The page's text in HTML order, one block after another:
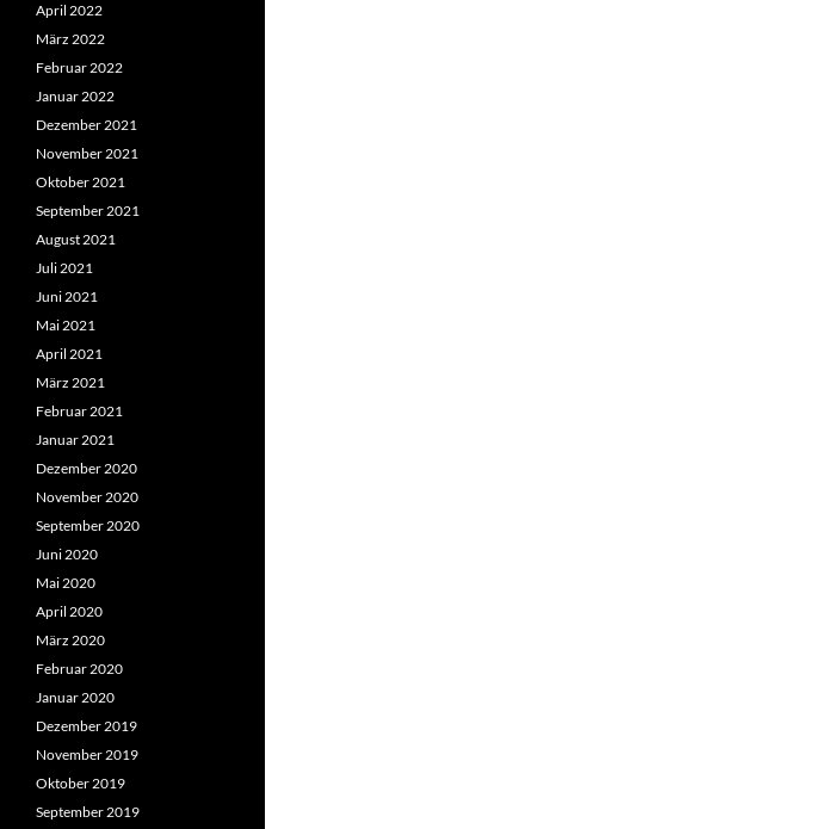
April 2022
März 2022
Februar 2022
Januar 2022
Dezember 2021
November 2021
Oktober 2021
September 2021
August 2021
Juli 2021
Juni 2021
Mai 2021
April 2021
März 2021
Februar 2021
Januar 2021
Dezember 2020
November 2020
September 2020
Juni 2020
Mai 2020
April 2020
März 2020
Februar 2020
Januar 2020
Dezember 2019
November 2019
Oktober 2019
September 2019